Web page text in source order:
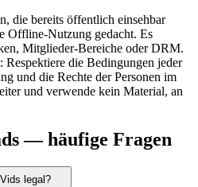
die bereits öffentlich einsehbar
Offline-Nutzung gedacht. Es
Mitglieder-Bereiche oder DRM.
Respektiere die Bedingungen jeder
und die Rechte der Personen im
und verwende kein Material, an
— häufige Fragen
legal?